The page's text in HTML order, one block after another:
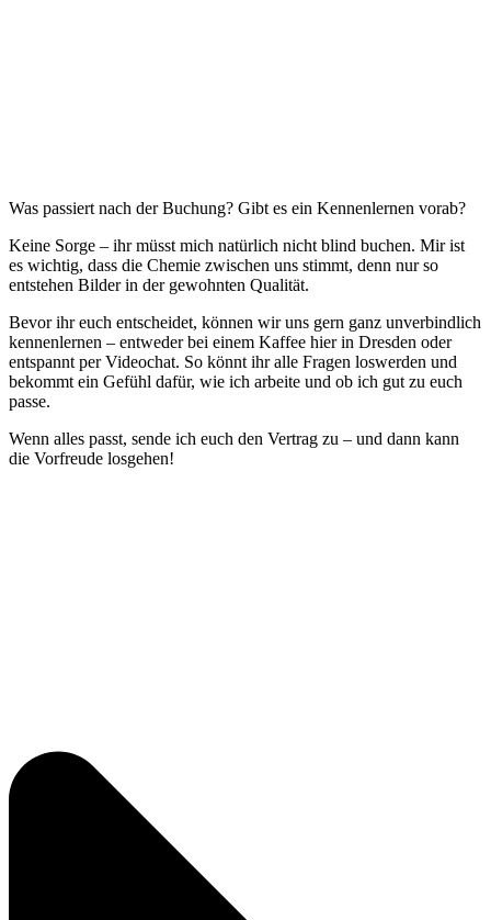
Was passiert nach der Buchung? Gibt es ein Kennenlernen vorab?
Keine Sorge – ihr müsst mich natürlich nicht blind buchen. Mir ist
es wichtig, dass die Chemie zwischen uns stimmt, denn nur so
entstehen Bilder in der gewohnten Qualität.
Bevor ihr euch entscheidet, können wir uns gern ganz unverbindlich
kennenlernen – entweder bei einem Kaffee hier in Dresden oder
entspannt per Videochat. So könnt ihr alle Fragen loswerden und
bekommt ein Gefühl dafür, wie ich arbeite und ob ich gut zu euch
passe.
Wenn alles passt, sende ich euch den Vertrag zu – und dann kann
die Vorfreude losgehen!